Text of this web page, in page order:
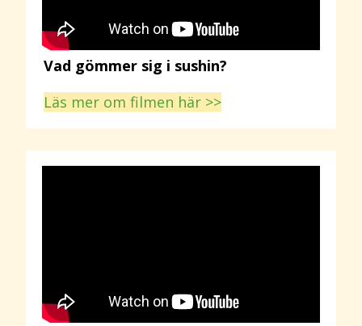
Vad gömmer sig i sushin?
Läs mer om filmen här >>